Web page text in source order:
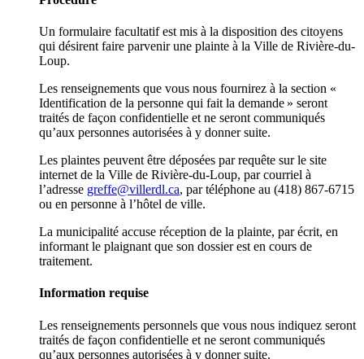
Un formulaire facultatif est mis à la disposition des citoyens
qui désirent faire parvenir une plainte à la Ville de Rivière-du-
Loup.
Les renseignements que vous nous fournirez à la section «
Identification de la personne qui fait la demande » seront
traités de façon confidentielle et ne seront communiqués
qu’aux personnes autorisées à y donner suite.
Les plaintes peuvent être déposées par requête sur le site
internet de la Ville de Rivière-du-Loup, par courriel à
l’adresse greffe@villerdl.ca, par téléphone au (418) 867-6715
ou en personne à l’hôtel de ville.
La municipalité accuse réception de la plainte, par écrit, en
informant le plaignant que son dossier est en cours de
traitement.
Information requise
Les renseignements personnels que vous nous indiquez seront
traités de façon confidentielle et ne seront communiqués
qu’aux personnes autorisées à y donner suite.